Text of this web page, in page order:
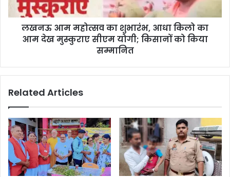
लखनऊ आम महोत्सव का शुभारंभ, आधा किलो का
आम देख मुस्कुराए सीएम योगी; किसानों को किया
सम्मानित
Related Articles